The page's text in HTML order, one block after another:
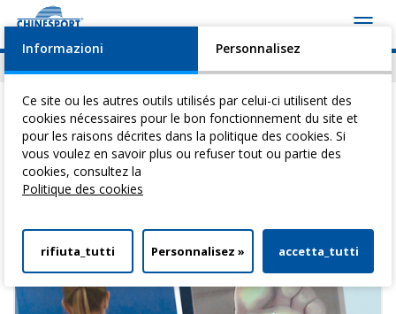
Actualités Evénements Video Download
Vous êtes ici: Analyse posturale > Systèmes d'analyses
Systèmes d'analyses
Informazioni Personnalisez
Ce site ou les autres outils utilisés par celui-ci utilisent des
cookies nécessaires pour le bon fonctionnement du site et
pour les raisons décrites dans la politique des cookies. Si
vous voulez en savoir plus ou refuser tout ou partie des
cookies, consultez la
Politique des cookies
rifiuta_tutti Personnalisez » accetta_tutti